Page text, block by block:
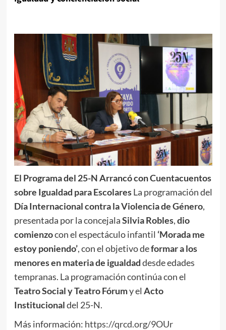
El Programa del 25-N Arrancó con Cuentacuentos
sobre Igualdad para EscolaresLa programación del
Día Internacional contra la Violencia de Género,
presentada por la concejalaSilvia Robles,dio
comienzocon el espectáculo infantil ‘Morada me
estoy poniendo’, con el objetivo deformar a los
menores en materia de igualdaddesde edades
tempranas. La programación continúa con el
Teatro Social y Teatro Fórumy el Acto
Institucionaldel 25-N.
Más información: https://qrcd.org/9OUr